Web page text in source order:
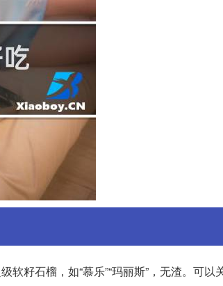
籽石榴，如“慕乐”“玛丽斯”，无渣。可以